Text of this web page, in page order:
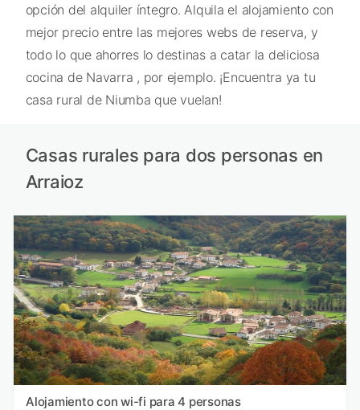
opción del alquiler íntegro. Alquila el alojamiento con
mejor precio entre las mejores webs de reserva, y
todo lo que ahorres lo destinas a catar la deliciosa
cocina de Navarra , por ejemplo. ¡Encuentra ya tu
casa rural de Niumba que vuelan!
Casas rurales para dos personas en
Arraioz
Alojamiento con wi-fi para 4 personas